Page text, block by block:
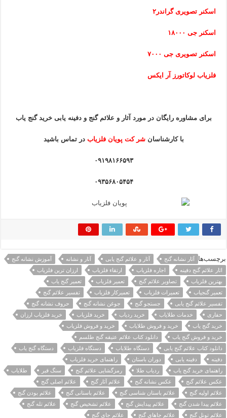
اسکنر تصویری گراندر۲
اسکنر جی ۱۸۰۰۰
اسکنر تصویری جی ۷۰۰۰
فلزیاب لوکاتورز آر ایکس
برای مشاوره رایگان در مورد آثار و علائم گنج و دفینه یابی خرید گنج یاب
با کارشناسان شر کت پویان فلزیاب در تماس باشید
۰۹۱۹۸۱۶۶۵۹۳
۰۹۳۵۶۸۰۵۴۵۴
برچسب‌ها آثار نشانه گنج آثار و علائم گنج یابی آثار و نشانه
آموزش نشانه گنج
اثار علائم گنج دفینه
اجاره فلزیاب ارتقاء فلزیاب
ارزان ترین فلزیاب
بهترین فلزیاب
تصاویر علائم گنج تعمیر فلزیاب
تعمیر گنج یاب
تعمیر گنجیاب
تعمیرات فلزیاب تعمیرکار فلزیاب
تفسیر علائم گنج
تفسیر علائم گنج یابی
جستجو گنج جوغن نشانه گنج
حروف نشانه گنج
حفاری
خدمات طلایاب خرید ردیاب خرید فلزیاب
خرید فلزیاب ارزان
خرید گنج یاب
خرید و فروش طلایاب
خرید و فروش فلزیاب
خرید و فروش گنج یاب
دانلود کتاب علائم عتیقه گنج طلسم
دانلود کتاب علائم گنج یابی
دستگاه طلایاب دستگاه فلزیاب
دستگاه گنج یاب
دفینه
دفینه یابی دوران باستان
راهنمای خرید فلزیاب
راهنمای خرید گنج یاب
ردیاب طلا رمزگشایی علائم گنج سنگ قبر
طلایاب
عکس علائم گنج
عکس نشانه گنج علائم آثار گنج
علائم اصلی گنج
علائم اولیه گنج
علائم باستان شناسی گنج علائم باستانی گنج
علائم بودن گنج
علائم پیدا شدن گنج
علائم پیدایش گنج علائم تشخیص گنج
علائم تله گنج
علائم تونل گنج
علائم جاهای گنج علائم جای گنج